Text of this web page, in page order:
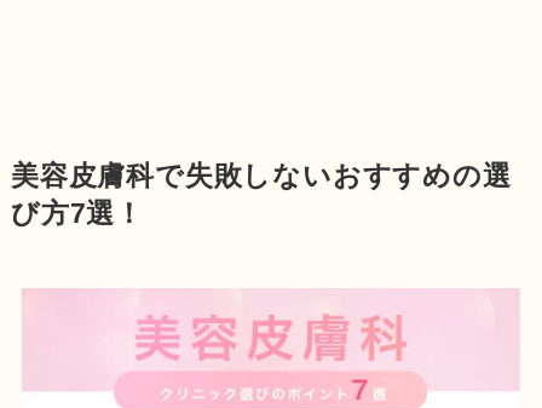
美容皮膚科で失敗しないおすすめの選
び方7選！